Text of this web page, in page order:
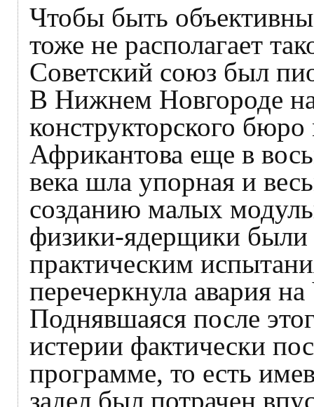
Чтобы быть
тоже не располагает
Советский союз был
В Нижнем Новгороде
конструкторского
Африкантова еще в
века шла упорная и
созданию малых
физики-ядерщики были
практическим
перечеркнула авария
Поднявшаяся после
истерии фактически
программе, то есть
задел был потрачен